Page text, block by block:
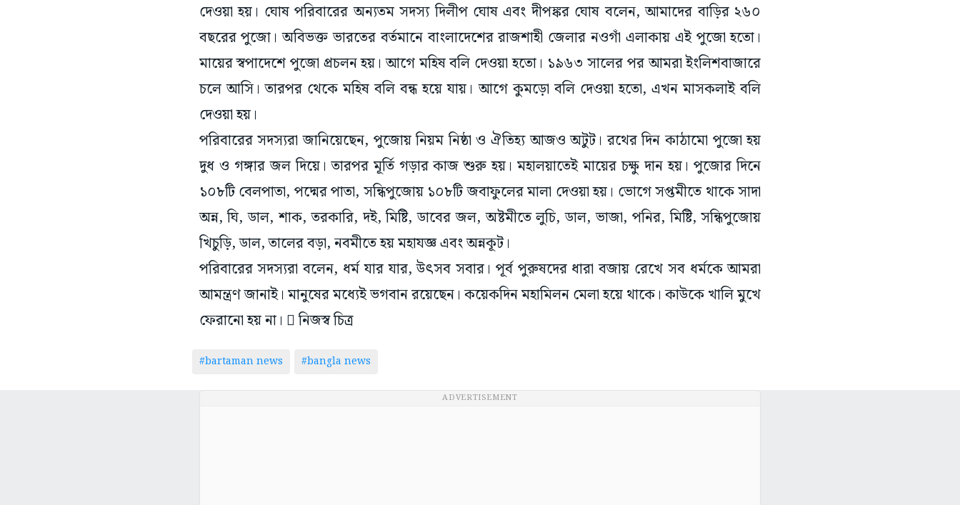
দেওয়া হয়। ঘোষ পরিবারের অন্যতম সদস্য দিলীপ ঘোষ এবং দীপঙ্কর ঘোষ বলেন, আমাদের বাড়ির ২৬০
বছরের পুজো। অবিভক্ত ভারতের বর্তমানে বাংলাদেশের রাজশাহী জেলার নওগাঁ এলাকায় এই পুজো হতো।
মায়ের স্বপাদেশে পুজো প্রচলন হয়। আগে মহিষ বলি দেওয়া হতো। ১৯৬৩ সালের পর আমরা ইংলিশবাজারে
চলে আসি। তারপর থেকে মহিষ বলি বন্ধ হয়ে যায়। আগে কুমড়ো বলি দেওয়া হতো, এখন মাসকলাই বলি
দেওয়া হয়।
পরিবারের সদস্যরা জানিয়েছেন, পুজোয় নিয়ম নিষ্ঠা ও ঐতিহ্য আজও অটুট। রথের দিন কাঠামো পুজো হয়
দুধ ও গঙ্গার জল দিয়ে। তারপর মূর্তি গড়ার কাজ শুরু হয়। মহালয়াতেই মায়ের চক্ষু দান হয়। পুজোর দিনে
১০৮টি বেলপাতা, পদ্মের পাতা, সন্ধিপুজোয় ১০৮টি জবাফুলের মালা দেওয়া হয়। ভোগে সপ্তমীতে থাকে সাদা
অন্ন, ঘি, ডাল, শাক, তরকারি, দই, মিষ্টি, ডাবের জল, অষ্টমীতে লুচি, ডাল, ভাজা, পনির, মিষ্টি, সন্ধিপুজোয়
খিচুড়ি, ডাল, তালের বড়া, নবমীতে হয় মহাযজ্ঞ এবং অন্নকূট।
পরিবারের সদস্যরা বলেন, ধর্ম যার যার, উৎসব সবার। পূর্ব পুরুষদের ধারা বজায় রেখে সব ধর্মকে আমরা
আমন্ত্রণ জানাই। মানুষের মধ্যেই ভগবান রয়েছেন। কয়েকদিন মহামিলন মেলা হয়ে থাকে। কাউকে খালি মুখে
ফেরানো হয় না।  নিজস্ব চিত্র
#bartaman news #bangla news
ADVERTISEMENT